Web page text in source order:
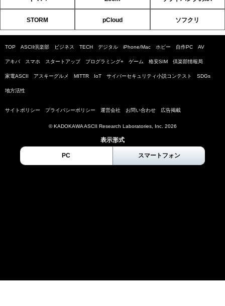
STORM pCloud ソフクリ
TOP ASCII倶楽部 ビジネス TECH デジタル iPhone/Mac ホビー 自作PC AV
アキバ スマホ スタートアップ プログラミング+ ゲーム 格安SIM 倶楽部情報局
家電ASCII アスキーグルメ MITTR IoT サイバーセキュリティ小説コンテスト SDGs
地方活性
サイトポリシー プライバシーポリシー 運営会社 お問い合わせ 広告掲載
© KADOKAWA ASCII Research Laboratories, Inc. 2026
表示形式
PC スマートフォン